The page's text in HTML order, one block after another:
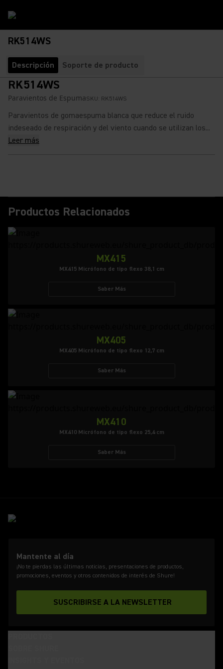
RK514WS
Descripción Soporte de producto
RK514WS
Paravientos de EspumaSKU: RK514WS
Paravientos de gomaespuma blanca que reduce el ruido
indeseado de respiración y del viento cuando se utilizan los...
Leer más
Productos Relacionados
MX415
MX415 Micrófono de tipo flexo 38,1 cm
Saber Más
MX405
MX405 Micrófono de tipo flexo 12,7 cm
Saber Más
MX410
MX410 Micrófono de tipo flexo 25,4 cm
Saber Más
Mantente al día
¡No te pierdas las últimas noticias, presentaciones de productos,
promociones, eventos y otros contenidos de interés de Shure!
SUSCRIBIRSE A LA NEWSLETTER